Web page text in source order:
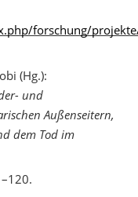
forschung/
(Hg.):
und
Außenseitern,
dem Tod im